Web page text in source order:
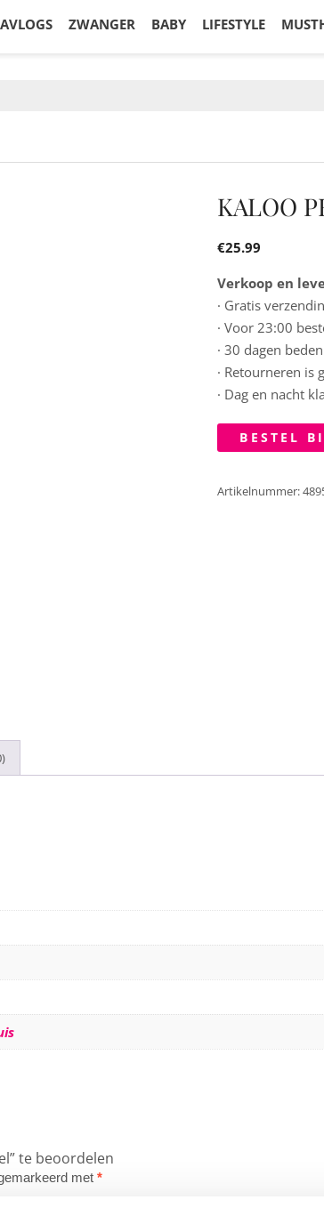
ZWANGER BABY LIFESTYLE
KALOO
€25.99
Verkoop en
· Gratis
· Voor 23:00
· 30 dagen
· Retourneren is
· Dag en nacht
BESTEL
Artikelnummer:
te beoordelen
met *